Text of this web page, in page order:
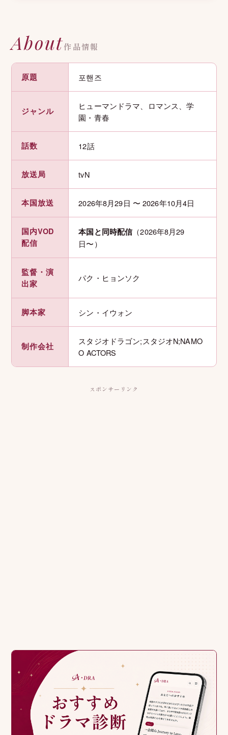
About作品情報
原題 포핸즈
ジャンル
ヒューマンドラマ、ロマンス、学
園・青春
話数 12話
放送局 tvN
本国放送 2026年8月29日 〜 2026年10月4日
国内VOD
配信
本国と同時配信（2026年8月29
日〜）
監督・演
出家
パク・ヒョンソク
脚本家 シン・イウォン
制作会社
スタジオドラゴン;スタジオN;NAMO
O ACTORS
スポンサーリンク